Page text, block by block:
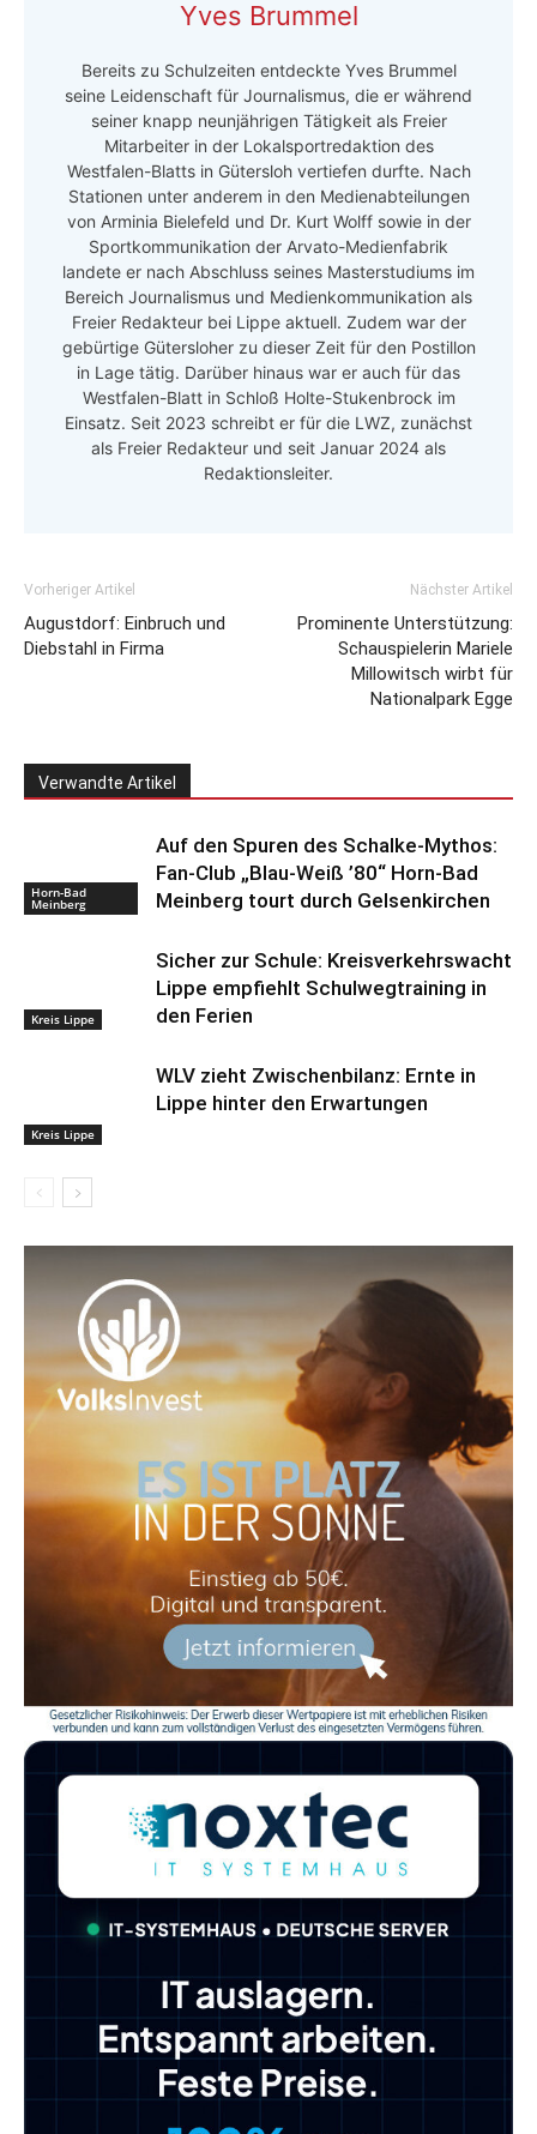
Yves Brummel
Bereits zu Schulzeiten entdeckte Yves Brummel
seine Leidenschaft für Journalismus, die er während
seiner knapp neunjährigen Tätigkeit als Freier
Mitarbeiter in der Lokalsportredaktion des
Westfalen-Blatts in Gütersloh vertiefen durfte. Nach
Stationen unter anderem in den Medienabteilungen
von Arminia Bielefeld und Dr. Kurt Wolff sowie in der
Sportkommunikation der Arvato-Medienfabrik
landete er nach Abschluss seines Masterstudiums im
Bereich Journalismus und Medienkommunikation als
Freier Redakteur bei Lippe aktuell. Zudem war der
gebürtige Gütersloher zu dieser Zeit für den Postillon
in Lage tätig. Darüber hinaus war er auch für das
Westfalen-Blatt in Schloß Holte-Stukenbrock im
Einsatz. Seit 2023 schreibt er für die LWZ, zunächst
als Freier Redakteur und seit Januar 2024 als
Redaktionsleiter.
Vorheriger Artikel
Augustdorf: Einbruch und
Diebstahl in Firma
Nächster Artikel
Prominente Unterstützung:
Schauspielerin Mariele
Millowitsch wirbt für
Nationalpark Egge
Verwandte Artikel
Horn-Bad
Meinberg
Auf den Spuren des Schalke-Mythos:
Fan-Club „Blau-Weiß ’80“ Horn-Bad
Meinberg tourt durch Gelsenkirchen
Kreis Lippe
Sicher zur Schule: Kreisverkehrswacht
Lippe empfiehlt Schulwegtraining in
den Ferien
Kreis Lippe
WLV zieht Zwischenbilanz: Ernte in
Lippe hinter den Erwartungen